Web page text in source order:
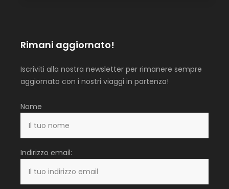
Rimani aggiornato!
Iscriviti alla nostra newsletter per rimanere sempre
aggiornato con i nostri viaggi in partenza!
Nome
Indirizzo email: